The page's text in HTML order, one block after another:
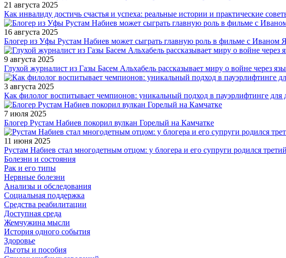
21 августа 2025
Как инвалиду достичь счастья и успеха: реальные истории и практические
16 августа 2025
Блогер из Уфы Рустам Набиев может сыграть главную роль в фильме с Иваном
9 августа 2025
Глухой журналист из Газы Басем Альхабель рассказывает миру о войне через
3 августа 2025
Как филолог воспитывает чемпионов: уникальный подход в пауэрлифтинге для
7 июля 2025
Блогер Рустам Набиев покорил вулкан Горелый на Камчатке
11 июня 2025
Рустам Набиев стал многодетным отцом: у блогера и его супруги родился
Болезни и состояния
Рак и его типы
Нервные болезни
Анализы и обследования
Социальная поддержка
Средства реабилитации
Доступная среда
Жемчужина мысли
История одного события
Здоровье
Льготы и пособия